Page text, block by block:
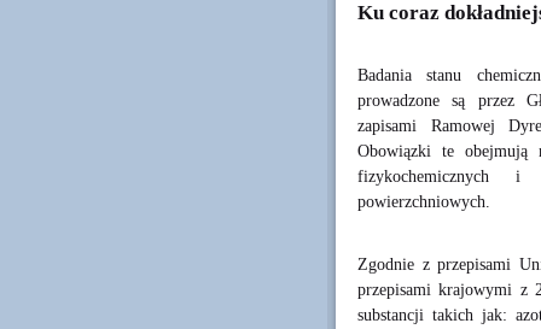
Ku coraz
Badania stanu
prowadzone są przez
zapisami Ramowej
Obowiązki te obejmują
fizykochemicznych
powierzchniowych.
Zgodnie z przepisami
przepisami krajowymi z
substancji takich jak: